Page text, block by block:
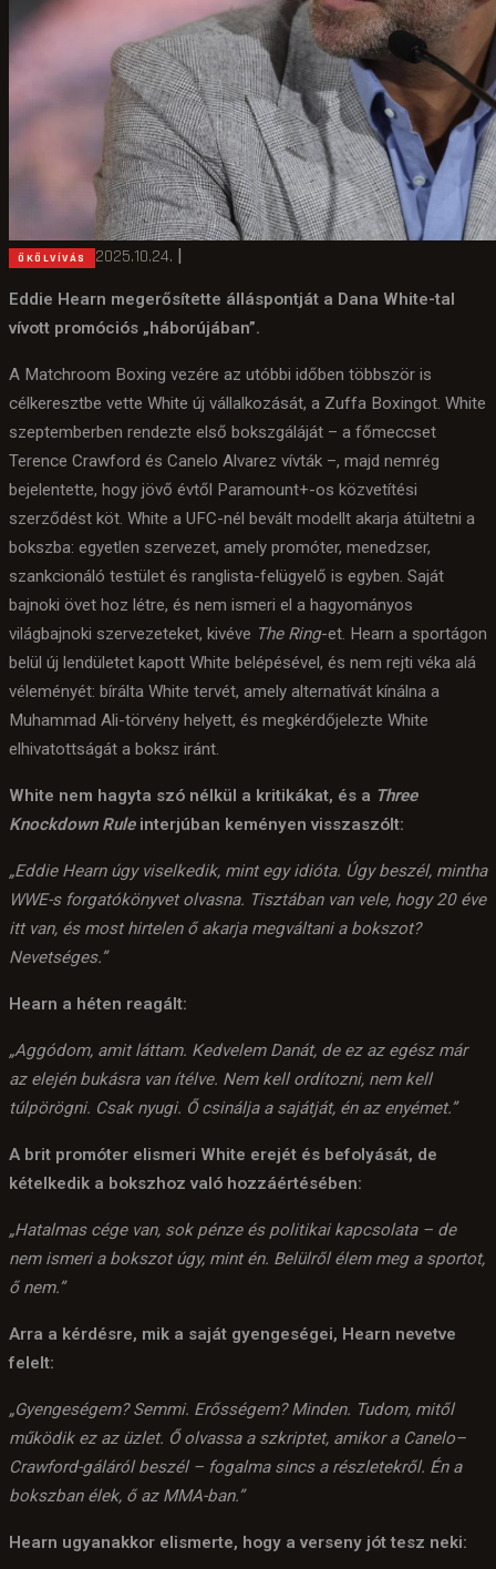
ÖKÖLVÍVÁS 2025.10.24. |
Eddie Hearn megerősítette álláspontját a Dana White-tal
vívott promóciós „háborújában”.
A Matchroom Boxing vezére az utóbbi időben többször is
célkeresztbe vette White új vállalkozását, a Zuffa Boxingot. White
szeptemberben rendezte első bokszgáláját – a főmeccset
Terence Crawford és Canelo Alvarez vívták –, majd nemrég
bejelentette, hogy jövő évtől Paramount+-os közvetítési
szerződést köt. White a UFC-nél bevált modellt akarja átültetni a
bokszba: egyetlen szervezet, amely promóter, menedzser,
szankcionáló testület és ranglista-felügyelő is egyben. Saját
bajnoki övet hoz létre, és nem ismeri el a hagyományos
világbajnoki szervezeteket, kivéve The Ring-et. Hearn a sportágon
belül új lendületet kapott White belépésével, és nem rejti véka alá
véleményét: bírálta White tervét, amely alternatívát kínálna a
Muhammad Ali-törvény helyett, és megkérdőjelezte White
elhivatottságát a boksz iránt.
White nem hagyta szó nélkül a kritikákat, és a Three
Knockdown Ruleinterjúban keményen visszaszólt:
„Eddie Hearn úgy viselkedik, mint egy idióta. Úgy beszél, mintha
WWE-s forgatókönyvet olvasna. Tisztában van vele, hogy 20 éve
itt van, és most hirtelen ő akarja megváltani a bokszot?
Nevetséges.”
Hearn a héten reagált:
„Aggódom, amit láttam. Kedvelem Danát, de ez az egész már
az elején bukásra van ítélve. Nem kell ordítozni, nem kell
túlpörögni. Csak nyugi. Ő csinálja a sajátját, én az enyémet.”
A brit promóter elismeri White erejét és befolyását, de
kételkedik a bokszhoz való hozzáértésében:
„Hatalmas cége van, sok pénze és politikai kapcsolata – de
nem ismeri a bokszot úgy, mint én. Belülről élem meg a sportot,
ő nem.”
Arra a kérdésre, mik a saját gyengeségei, Hearn nevetve
felelt:
„Gyengeségem? Semmi. Erősségem? Minden. Tudom, mitől
működik ez az üzlet. Ő olvassa a szkriptet, amikor a Canelo–
Crawford-gáláról beszél – fogalma sincs a részletekről. Én a
bokszban élek, ő az MMA-ban.”
Hearn ugyanakkor elismerte, hogy a verseny jót tesz neki: